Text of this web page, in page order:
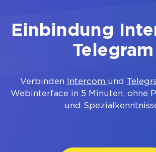
Einbindung
Telegram
Verbinden Intercom und
Webinterface in 5 Minuten, ohne
und